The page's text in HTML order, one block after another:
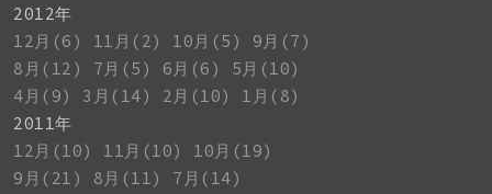
2012年
12月(6)
11月(2) 10月(5)
9月(7)
8月(12)
7月(5) 6月(6)
5月(10)
4月(9)
3月(14) 2月(10)
1月(8)
2011年
12月(10)
11月(10)
10月(19)
9月(21)
8月(11)
7月(14)